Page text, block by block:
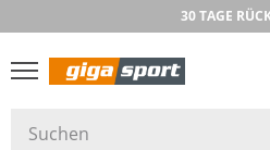
30 TAGE